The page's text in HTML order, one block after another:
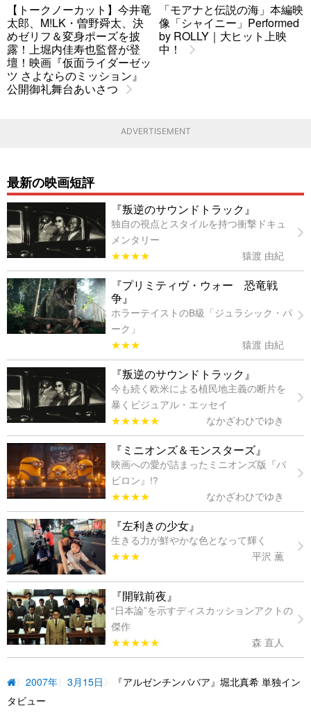
【トークノーカット】今井竜
太郎、M!LK・曽野舜太、決
めゼリフ＆変身ポーズを披
露！上堀内佳寿也監督が登
壇！映画『仮面ライダーゼッ
ツ さよならのミッション』
公開御礼舞台あいさつ
「モアナと伝説の海」本編映
像「シャイニー」Performed
by ROLLY｜大ヒット上映
中！
ADVERTISEMENT
最新の映画短評
『叛逆のサウンドトラック』
独自の視点とスタイルを持つ衝撃ドキュ
メンタリー
★★★★
猿渡 由紀
『プリミティヴ・ウォー 恐竜戦
争』
ホラーテイストのB級「ジュラシック・パ
ーク」
★★★
猿渡 由紀
『叛逆のサウンドトラック』
今も続く欧米による植民地主義の断片を
暴くビジュアル・エッセイ
★★★★★
なかざわひでゆき
『ミニオンズ＆モンスターズ』
映画への愛が詰まったミニオンズ版『バ
ビロン』!?
★★★★
なかざわひでゆき
『左利きの少女』
生きる力が鮮やかな色となって輝く
★★★
平沢 薫
『開戦前夜』
“日本論”を示すディスカッションアクトの
傑作
★★★★★
森 直人
2007年 3月15日
『アルゼンチンババア』堀北真希 単独イン
タビュー